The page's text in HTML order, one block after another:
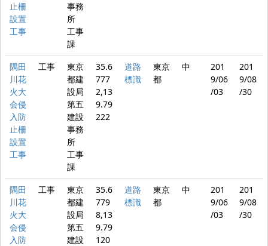
止柵
設置
工事
事務
所
工事
課
隅田
川花
火大
会侵
入防
止柵
設置
工事
工事
東京
都建
設局
第五
建設
事務
所
工事
課
35.6
777
2,13
9.79
222
道路
標識
東京
都
中
201
9/06
/03
201
9/08
/30
隅田
川花
火大
会侵
入防
工事
東京
都建
設局
第五
建設
35.6
779
8,13
9.79
120
道路
標識
東京
都
中
201
9/06
/03
201
9/08
/30